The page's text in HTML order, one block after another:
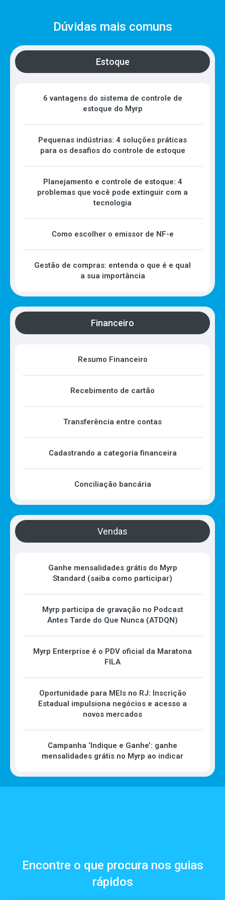
Dúvidas mais comuns
Estoque
6 vantagens do sistema de controle de
estoque do Myrp
Pequenas indústrias: 4 soluções práticas
para os desafios do controle de estoque
Planejamento e controle de estoque: 4
problemas que você pode extinguir com a
tecnologia
Como escolher o emissor de NF-e
Gestão de compras: entenda o que é e qual
a sua importância
Financeiro
Resumo Financeiro
Recebimento de cartão
Transferência entre contas
Cadastrando a categoria financeira
Conciliação bancária
Vendas
Ganhe mensalidades grátis do Myrp
Standard (saiba como participar)
Myrp participa de gravação no Podcast
Antes Tarde do Que Nunca (ATDQN)
Myrp Enterprise é o PDV oficial da Maratona
FILA
Oportunidade para MEIs no RJ: Inscrição
Estadual impulsiona negócios e acesso a
novos mercados
Campanha ‘Indique e Ganhe’: ganhe
mensalidades grátis no Myrp ao indicar
Encontre o que procura nos guias
rápidos